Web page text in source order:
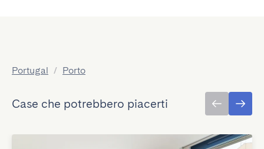
Portugal / Porto
Case che potrebbero piacerti